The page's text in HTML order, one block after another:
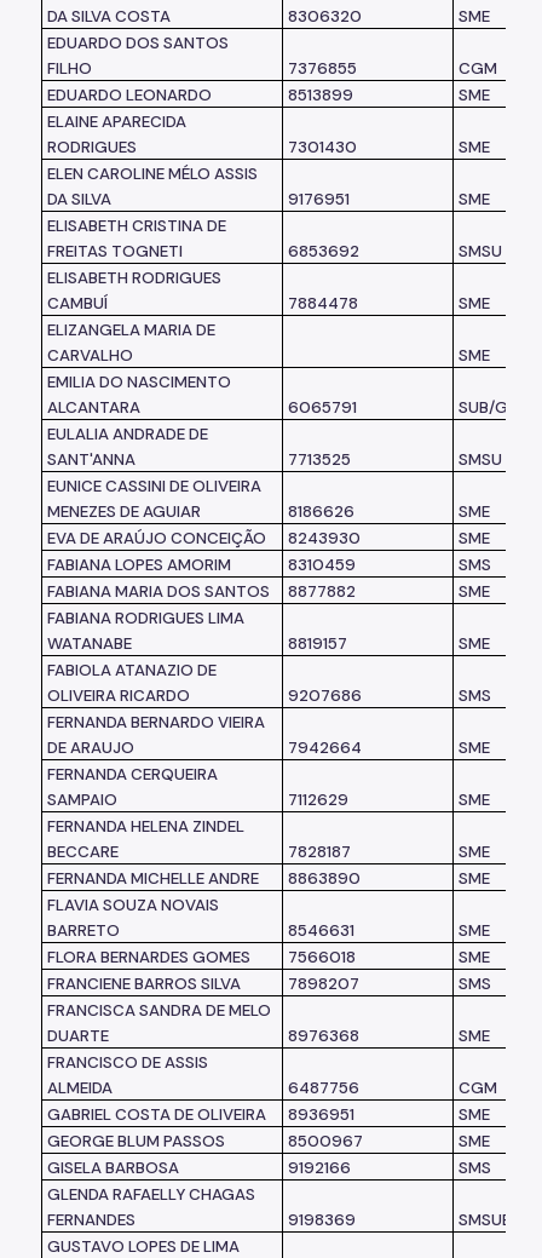
DA SILVA COSTA
8306320
SME
EDUARDO DOS SANTOS
FILHO
7376855
CGM
EDUARDO LEONARDO
8513899
SME
ELAINE APARECIDA
RODRIGUES
7301430
SME
ELEN CAROLINE MÉLO ASSIS
DA SILVA
9176951
SME
ELISABETH CRISTINA DE
FREITAS TOGNETI
6853692
SMSU
ELISABETH RODRIGUES
CAMBUÍ
7884478
SME
ELIZANGELA MARIA DE
CARVALHO
SME
EMILIA DO NASCIMENTO
ALCANTARA
6065791
SUB/G
EULALIA ANDRADE DE
SANT'ANNA
7713525
SMSU
EUNICE CASSINI DE OLIVEIRA
MENEZES DE AGUIAR
8186626
SME
EVA DE ARAÚJO CONCEIÇÃO
8243930
SME
FABIANA LOPES AMORIM
8310459
SMS
FABIANA MARIA DOS SANTOS
8877882
SME
FABIANA RODRIGUES LIMA
WATANABE
8819157
SME
FABIOLA ATANAZIO DE
OLIVEIRA RICARDO
9207686
SMS
FERNANDA BERNARDO VIEIRA
DE ARAUJO
7942664
SME
FERNANDA CERQUEIRA
SAMPAIO
7112629
SME
FERNANDA HELENA ZINDEL
BECCARE
7828187
SME
FERNANDA MICHELLE ANDRE
8863890
SME
FLAVIA SOUZA NOVAIS
BARRETO
8546631
SME
FLORA BERNARDES GOMES
7566018
SME
FRANCIENE BARROS SILVA
7898207
SMS
FRANCISCA SANDRA DE MELO
DUARTE
8976368
SME
FRANCISCO DE ASSIS
ALMEIDA
6487756
CGM
GABRIEL COSTA DE OLIVEIRA
8936951
SME
GEORGE BLUM PASSOS
8500967
SME
GISELA BARBOSA
9192166
SMS
GLENDA RAFAELLY CHAGAS
FERNANDES
9198369
SMSUB
GUSTAVO LOPES DE LIMA